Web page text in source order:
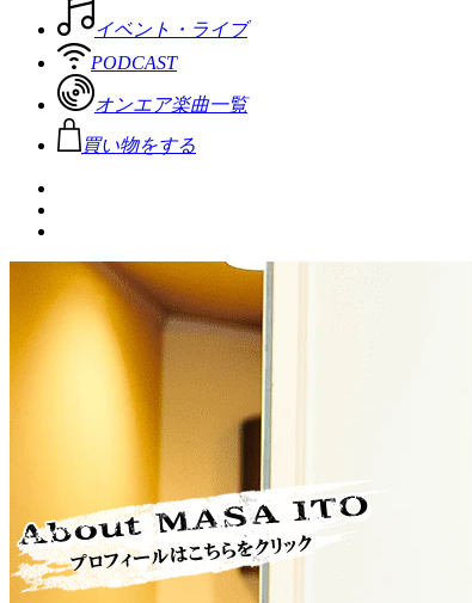
イベント・ライブ
PODCAST
オンエア楽曲一覧
買い物をする